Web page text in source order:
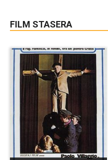
FILM STASERA